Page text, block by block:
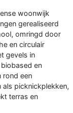
woonwijk
gerealiseerd
omringd door
en circulair
gevels in
en
rond een
picknickplekken,
terras en